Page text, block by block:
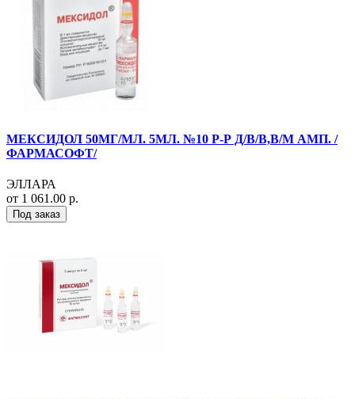
МЕКСИДОЛ 50МГ/МЛ. 5МЛ. №10 Р-Р Д/В/В,В/М АМП. /
ФАРМАСОФТ/
ЭЛЛАРА
от 1 061.00 р.
Под заказ